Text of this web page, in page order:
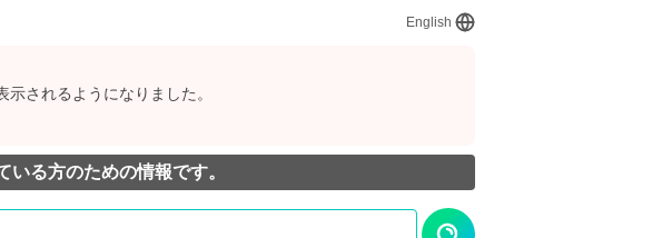
English
されるようになりました。
いる方のための情報です。